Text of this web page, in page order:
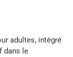
adultes, intégré
dans le